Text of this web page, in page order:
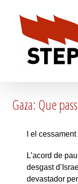
content
Gaza: Que
I el
L’acord de
desgast
devastador